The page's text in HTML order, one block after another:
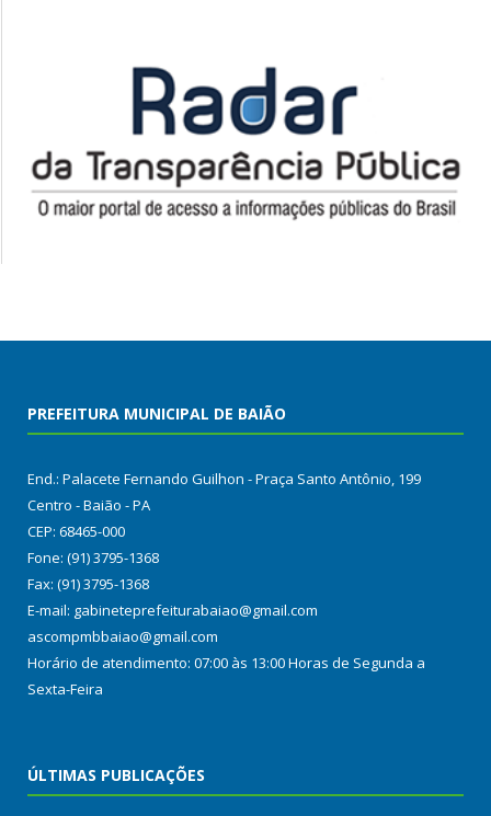
PREFEITURA MUNICIPAL DE BAIÃO
End.: Palacete Fernando Guilhon - Praça Santo Antônio, 199
Centro - Baião - PA
CEP: 68465-000
Fone: (91) 3795-1368
Fax: (91) 3795-1368
E-mail: gabineteprefeiturabaiao@gmail.com
ascompmbbaiao@gmail.com
Horário de atendimento: 07:00 às 13:00 Horas de Segunda a
Sexta-Feira
ÚLTIMAS PUBLICAÇÕES